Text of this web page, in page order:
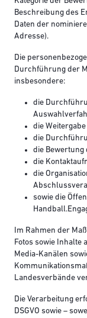
Beschreibung des
Daten der
Adresse).
Die
Durchführung der
insbesondere:
die
die
die
die
die
die
sowie die
Im Rahmen der
Fotos sowie Inhalte
Media-Kanälen
Landesverbände
Die Verarbeitung
DSGVO sowie –